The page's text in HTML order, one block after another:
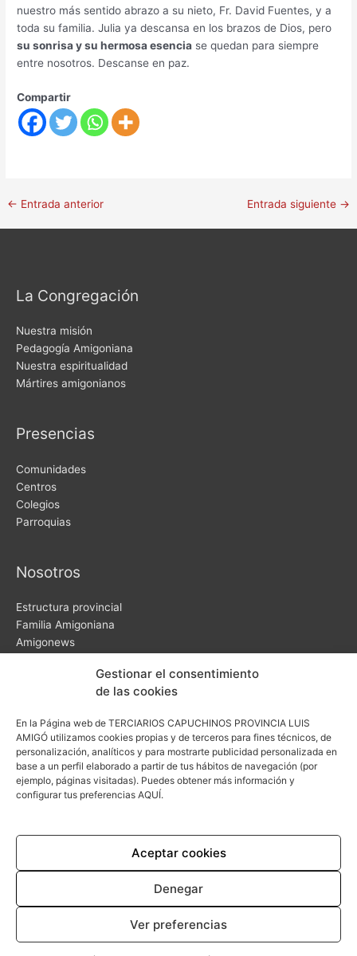
Gestionar el consentimiento
de las cookies
En la Página web de TERCIARIOS CAPUCHINOS PROVINCIA LUIS
AMIGÓ utilizamos cookies propias y de terceros para fines técnicos, de
personalización, analíticos y para mostrarte publicidad personalizada en
base a un perfil elaborado a partir de tus hábitos de navegación (por
ejemplo, páginas visitadas). Puedes obtener más información y
configurar tus preferencias AQUÍ.
Aceptar cookies
Denegar
Ver preferencias
nuestro más sentido abrazo a su nieto, Fr. David Fuentes, y a
toda su familia. Julia ya descansa en los brazos de Dios, pero
su sonrisa y su hermosa esencia se quedan para siempre
entre nosotros. Descanse en paz.
Compartir
← Entrada anterior Entrada siguiente →
La Congregación
Nuestra misión
Pedagogía Amigoniana
Nuestra espiritualidad
Mártires amigonianos
Presencias
Comunidades
Centros
Colegios
Parroquias
Nosotros
Estructura provincial
Familia Amigoniana
Amigonews
Curia Provincial
C/ Zacarías Homs, 18
comunicacion@amigonianos.org
Política de cookies (UE) Aviso legal
Política de privacidad